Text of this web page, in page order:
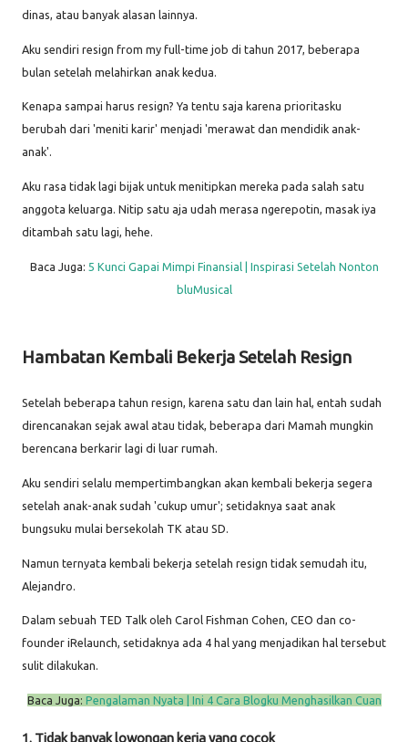
dinas, atau banyak alasan lainnya.
Aku sendiri resign from my full-time job di tahun 2017, beberapa
bulan setelah melahirkan anak kedua.
Kenapa sampai harus resign? Ya tentu saja karena prioritasku
berubah dari 'meniti karir' menjadi 'merawat dan mendidik anak-
anak'.
Aku rasa tidak lagi bijak untuk menitipkan mereka pada salah satu
anggota keluarga. Nitip satu aja udah merasa ngerepotin, masak iya
ditambah satu lagi, hehe.
Baca Juga: 5 Kunci Gapai Mimpi Finansial | Inspirasi Setelah Nonton
bluMusical
Hambatan Kembali Bekerja Setelah Resign
Setelah beberapa tahun resign, karena satu dan lain hal, entah sudah
direncanakan sejak awal atau tidak, beberapa dari Mamah mungkin
berencana berkarir lagi di luar rumah.
Aku sendiri selalu mempertimbangkan akan kembali bekerja segera
setelah anak-anak sudah 'cukup umur'; setidaknya saat anak
bungsuku mulai bersekolah TK atau SD.
Namun ternyata kembali bekerja setelah resign tidak semudah itu,
Alejandro.
Dalam sebuah TED Talk oleh Carol Fishman Cohen, CEO dan co-
founder iRelaunch, setidaknya ada 4 hal yang menjadikan hal tersebut
sulit dilakukan.
Baca Juga: Pengalaman Nyata | Ini 4 Cara Blogku Menghasilkan Cuan
1. Tidak banyak lowongan kerja yang cocok